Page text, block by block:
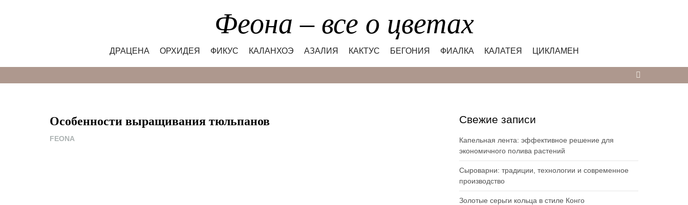
Феона – все о цветах
ДРАЦЕНА ОРХИДЕЯ ФИКУС КАЛАНХОЭ АЗАЛИЯ КАКТУС БЕГОНИЯ ФИАЛКА КАЛАТЕЯ ЦИКЛАМЕН
Особенности выращивания тюльпанов
FEONA
Свежие записи
Капельная лента: эффективное решение для
экономичного полива растений
Сыроварни: традиции, технологии и современное
производство
Золотые серьги кольца в стиле Конго